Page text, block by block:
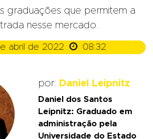
graduações que permitem a
nesse mercado.
abril de 2022  08:32
por: Daniel Leipnitz
Daniel dos Santos
Leipnitz: Graduado em
administração pela
Universidade do Estado